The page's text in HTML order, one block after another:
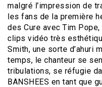
malgré l’impression de
les fans de la première
des Cure avec Tim
clips vidéo très
Smith, une sorte d’ahuri
temps, le chanteur se
tribulations, se réfugie
BANSHEES en tant que